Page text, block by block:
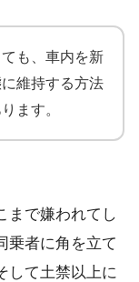
も、車内を新
維持する方法
ます。
まで嫌われてし
乗者に角を立て
して土禁以上に